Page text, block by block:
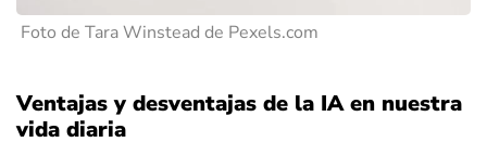
Foto de Tara Winstead de Pexels.com
Ventajas y desventajas de la IA en nuestra
vida diaria